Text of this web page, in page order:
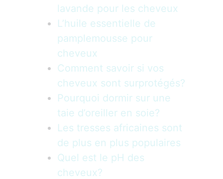
lavande pour les cheveux
L’huile essentielle de
pamplemousse pour
cheveux
Comment savoir si vos
cheveux sont surprotégés?
Pourquoi dormir sur une
taie d’oreiller en soie?
Les tresses africaines sont
de plus en plus populaires
Quel est le pH des
cheveux?